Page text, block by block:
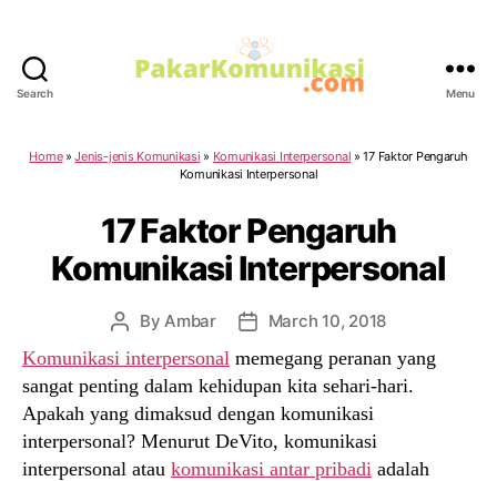
Search Menu
Home»Jenis-jenis Komunikasi » Komunikasi Interpersonal »17 Faktor Pengaruh
Komunikasi Interpersonal
17 Faktor Pengaruh
Komunikasi Interpersonal
Post
author
ByAmbar
PostMarch 10, 2018
Komunikasi interpersonal memegang peranan yang
sangat penting dalam kehidupan kita sehari-hari.
Apakah yang dimaksud dengan komunikasi
interpersonal? Menurut DeVito, komunikasi
interpersonal atau komunikasi antar pribadi adalah